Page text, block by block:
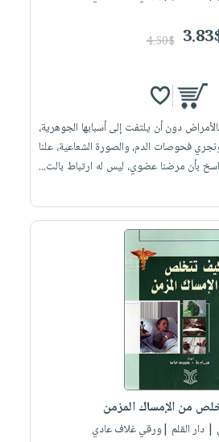
4.50$
دون أن يلتفت إلى أسبابها الجوهرية،
فحوصات الدم، والصورة الشعاعية، علنا
بأن مرضنا عضوي، ليس له ارتباط بالت...
من الإمساك المزمن
| دار القلم |ورقي غلاف عادي